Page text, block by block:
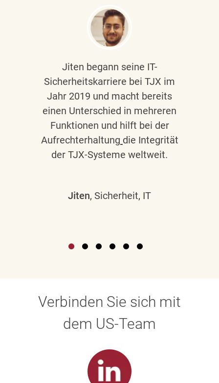
Jiten begann seine IT-
Sicherheitskarriere bei TJX im
Jahr 2019 und macht bereits
einen Unterschied in mehreren
Funktionen und hilft bei der
Aufrechterhaltung die Integrität
der TJX-Systeme weltweit.
Jiten, Sicherheit, IT
Verbinden Sie sich mit
dem US-Team